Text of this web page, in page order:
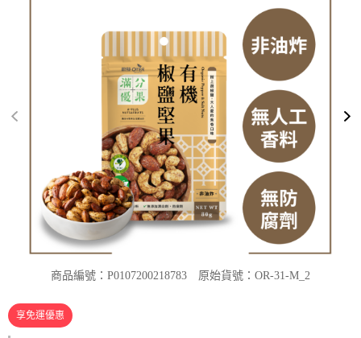
商品編號：P0107200218783 原始貨號：OR-31-M_2
享免運優惠